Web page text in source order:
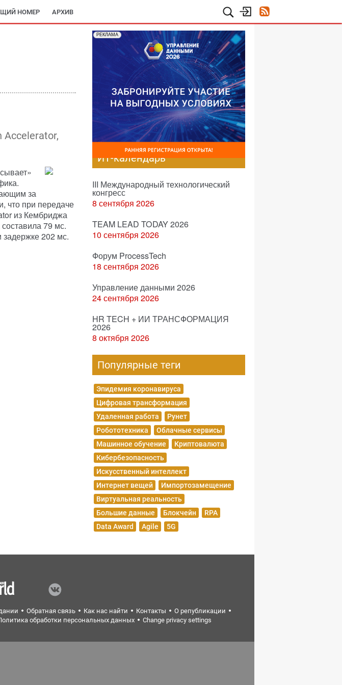
НОМЕР АРХИВ
за
что при передаче
из Кембриджа
79 мс.
задержке 202 мс.
РЕКЛАМА
ИТ-календарь
III Международный технологический
конгресс
8 сентября 2026
TEAM LEAD TODAY 2026
10 сентября 2026
Форум ProcessTech
18 сентября 2026
Управление данными 2026
24 сентября 2026
HR TECH + ИИ ТРАНСФОРМАЦИЯ
2026
8 октября 2026
Популярные теги
Эпидемия коронавируса
Цифровая трансформация
Удаленная работа
Рунет
Робототехника
Облачные сервисы
Машинное обучение
Криптовалюта
Кибербезопасность
Искусственный интеллект
Интернет вещей
Импортозамещение
Виртуальная реальность
Большие данные
Блокчейн
RPA
Data Award
Agile 5G
Обратная связь Как нас найти Контакты
О републикации
обработки персональных данных Change privacy settings